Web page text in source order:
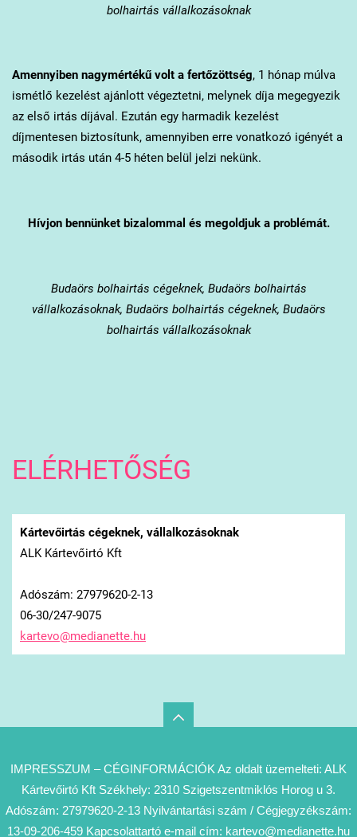
bolhairtás vállalkozásoknak
Amennyiben nagymértékű volt a fertőzöttség, 1 hónap múlva
ismétlő kezelést ajánlott végeztetni, melynek díja megegyezik
az első irtás díjával. Ezután egy harmadik kezelést
díjmentesen biztosítunk, amennyiben erre vonatkozó igényét a
második irtás után 4-5 héten belül jelzi nekünk.
Hívjon bennünket bizalommal és megoldjuk a problémát.
Budaörs bolhairtás cégeknek, Budaörs bolhairtás
vállalkozásoknak, Budaörs bolhairtás cégeknek, Budaörs
bolhairtás vállalkozásoknak
ELÉRHETŐSÉG
Kártevőirtás cégeknek, vállalkozásoknak
ALK Kártevőirtó Kft
Adószám: 27979620-2-13
06-30/247-9075
kartevo@medianette.hu
IMPRESSZUM – CÉGINFORMÁCIÓK Az oldalt üzemelteti: ALK
Kártevőirtó Kft Székhely: 2310 Szigetszentmiklós Horog u 3.
Adószám: 27979620-2-13 Nyilvántartási szám / Cégjegyzékszám:
13-09-206-459 Kapcsolattartó e-mail cím: kartevo@medianette.hu